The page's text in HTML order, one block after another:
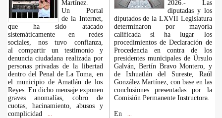
Martínez.
​Un Portal
de la Internet,
que ha sido atacado
sistemáticamente en redes
sociales, nos tuvo confianza,
al compartir un testimonio y
denuncia ciudadana realizada por
personas privadas de la libertad
dentro del Penal de La Toma, en
el municipio de Amatlán de los
Reyes. En dicho mensaje exponen
graves anomalías, cobro de
cuotas, hacinamiento, abusos y
complicidad
2026.- Las
diputadas y los
diputados de la LXVII Legislatura
determinaron por mayoría
calificada si ha lugar los
procedimientos de Declaración de
Procedencia en contra de los
presidentes municipales de Úrsulo
Galván, Bertín Bravo Montero, y
de Ixhuatlán del Sureste, Raúl
González Martínez, con base en las
conclusiones presentadas por la
Comisión Permanente Instructora.
En